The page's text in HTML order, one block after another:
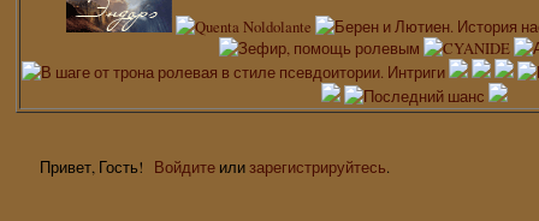
Привет, Гость! Войдите илизарегистрируйтесь.